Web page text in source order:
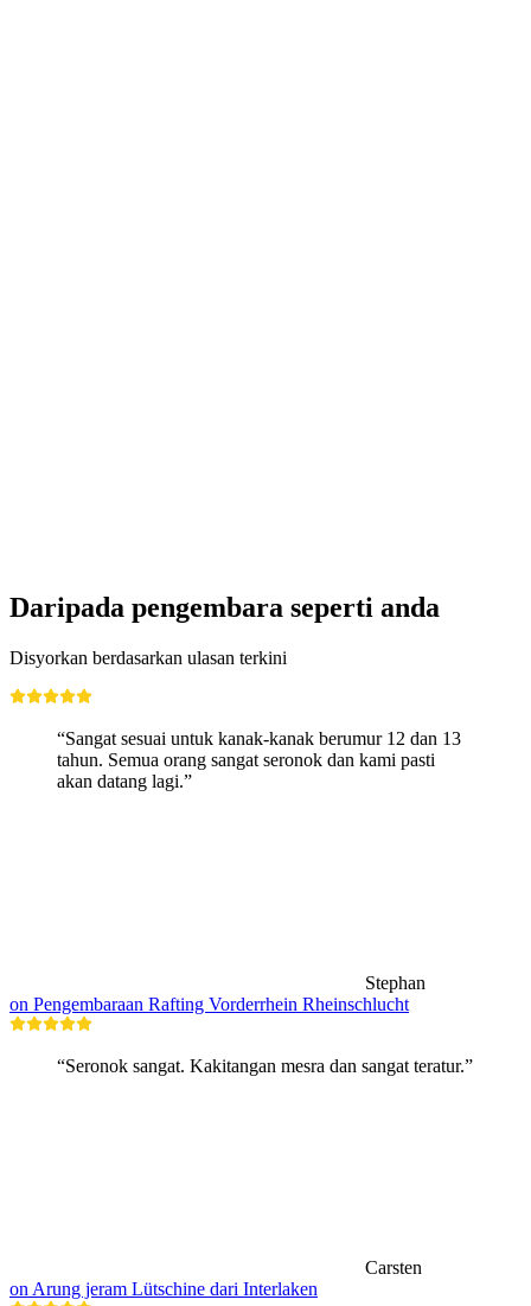
Daripada pengembara seperti anda
Disyorkan berdasarkan ulasan terkini
“Sangat sesuai untuk kanak-kanak berumur 12 dan 13
tahun. Semua orang sangat seronok dan kami pasti
akan datang lagi.”
Stephan
on Pengembaraan Rafting Vorderrhein Rheinschlucht
“Seronok sangat. Kakitangan mesra dan sangat teratur.”
Carsten
on Arung jeram Lütschine dari Interlaken